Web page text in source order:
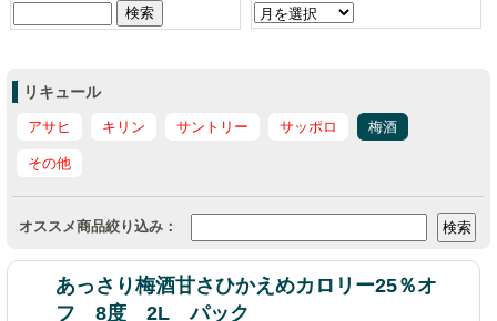
リキュール
アサヒ キリン サントリー サッポロ 梅酒
その他
オススメ商品絞り込み：
あっさり梅酒甘さひかえめカロリー25％オ
フ 8度 2L パック